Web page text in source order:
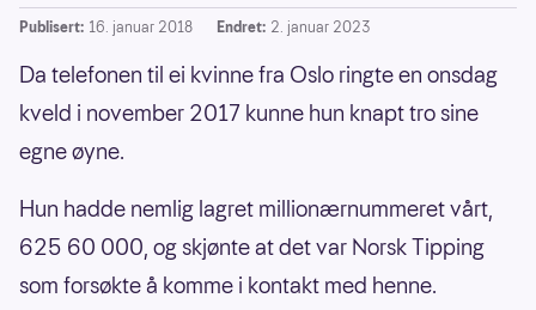
Publisert: 16. januar 2018 Endret: 2. januar 2023
Da telefonen til ei kvinne fra Oslo ringte en onsdag
kveld i november 2017 kunne hun knapt tro sine
egne øyne.
Hun hadde nemlig lagret millionærnummeret vårt,
625 60 000, og skjønte at det var Norsk Tipping
som forsøkte å komme i kontakt med henne.